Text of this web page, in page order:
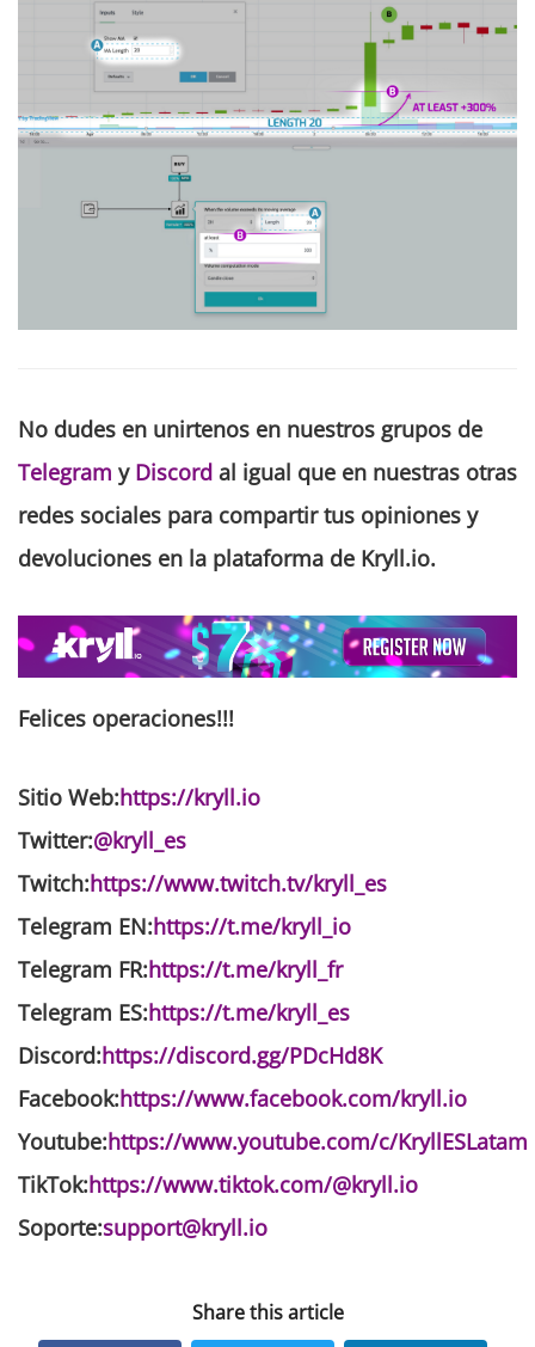
No dudes en unirtenos en nuestros grupos de
Telegram y Discord al igual que en nuestras otras
redes sociales para compartir tus opiniones y
devoluciones en la plataforma de Kryll.io.
Felices operaciones!!!
Sitio Web:https://kryll.io
Twitter:@kryll_es
Twitch:https://www.twitch.tv/kryll_es
Telegram EN:https://t.me/kryll_io
Telegram FR:https://t.me/kryll_fr
Telegram ES:https://t.me/kryll_es
Discord:https://discord.gg/PDcHd8K
Facebook:https://www.facebook.com/kryll.io
Youtube:https://www.youtube.com/c/KryllESLatam
TikTok:https://www.tiktok.com/@kryll.io
Soporte:support@kryll.io
Share this article